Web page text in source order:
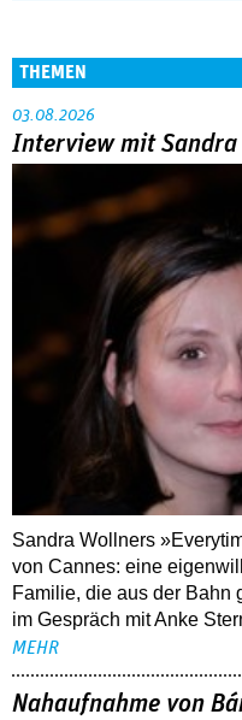
THEMEN
03.08.2026
Interview mit
Sandra Wollners
von Cannes: eine
Familie, die aus der
im Gespräch mit Anke
MEHR
Nahaufnahme von